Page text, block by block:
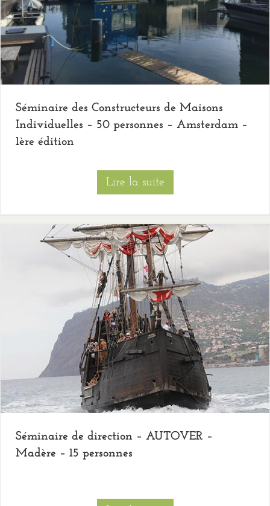
Séminaire des Constructeurs de Maisons
Individuelles – 50 personnes – Amsterdam –
1ère édition
Lire la suite
Séminaire de direction – AUTOVER –
Madère – 15 personnes